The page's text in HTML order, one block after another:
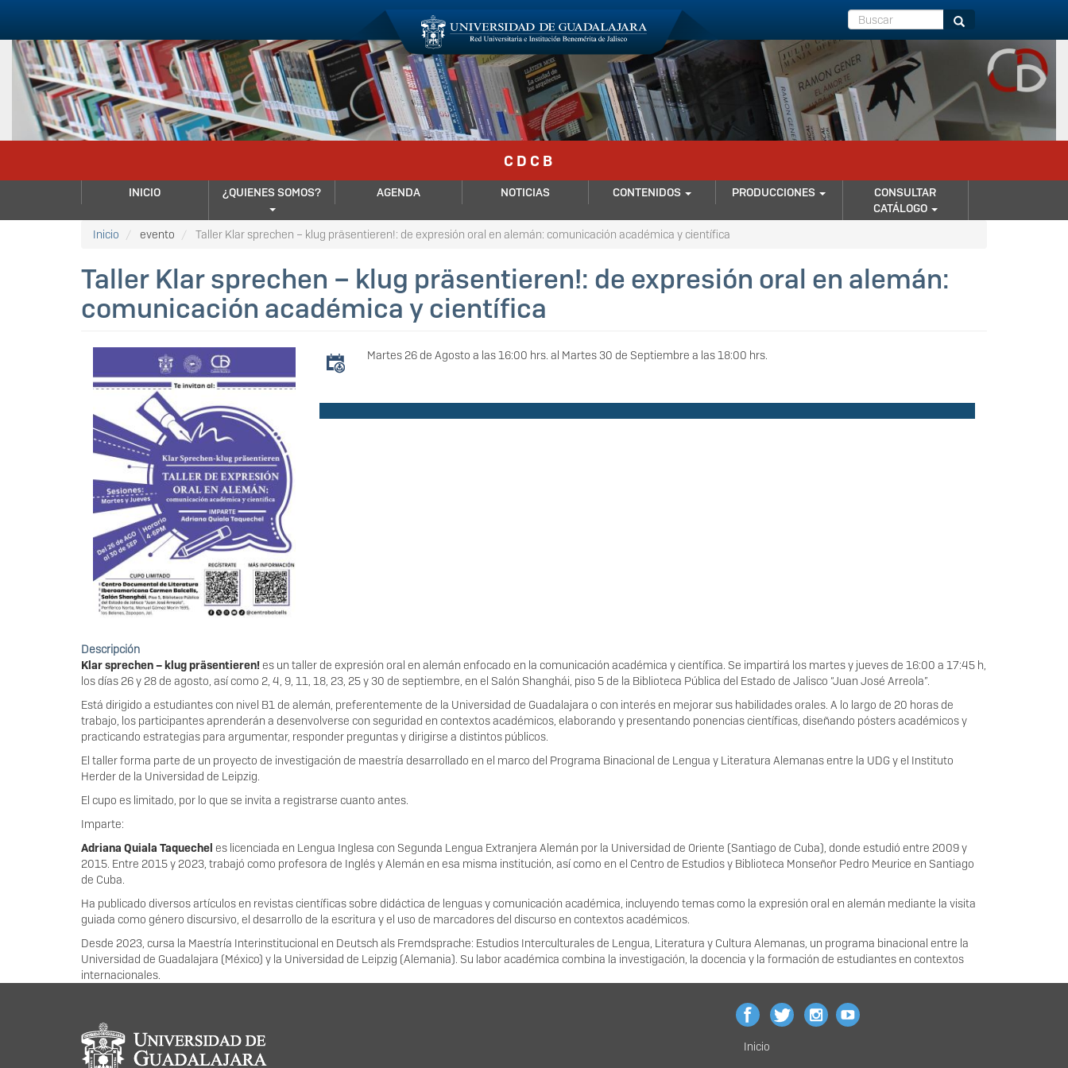
contenido
principal
Buscar Buscar
C D C B
NAVEGACIÓN
PRINCIPAL
INICIO ¿QUIENES SOMOS? AGENDA NOTICIAS CONTENIDOS PRODUCCIONES
CONSULTAR
CATÁLOGO
Inicio
evento Taller Klar sprechen – klug präsentieren!: de expresión oral en alemán: comunicación académica y científica
Taller Klar sprechen – klug präsentieren!: de expresión oral en alemán:
comunicación académica y científica
Martes 26 de Agosto a las 16:00 hrs. al Martes 30 de Septiembre a las 18:00 hrs.
Descripción
Klar sprechen – klug präsentieren! es un taller de expresión oral en alemán enfocado en la comunicación académica y científica. Se impartirá los martes y jueves de 16:00 a 17:45 h,
los días 26 y 28 de agosto, así como 2, 4, 9, 11, 18, 23, 25 y 30 de septiembre, en el Salón Shanghái, piso 5 de la Biblioteca Pública del Estado de Jalisco “Juan José Arreola”.
Está dirigido a estudiantes con nivel B1 de alemán, preferentemente de la Universidad de Guadalajara o con interés en mejorar sus habilidades orales. A lo largo de 20 horas de
trabajo, los participantes aprenderán a desenvolverse con seguridad en contextos académicos, elaborando y presentando ponencias científicas, diseñando pósters académicos y
practicando estrategias para argumentar, responder preguntas y dirigirse a distintos públicos.
El taller forma parte de un proyecto de investigación de maestría desarrollado en el marco del Programa Binacional de Lengua y Literatura Alemanas entre la UDG y el Instituto
Herder de la Universidad de Leipzig.
El cupo es limitado, por lo que se invita a registrarse cuanto antes.
Imparte:
Adriana Quiala Taquechel es licenciada en Lengua Inglesa con Segunda Lengua Extranjera Alemán por la Universidad de Oriente (Santiago de Cuba), donde estudió entre 2009 y
2015. Entre 2015 y 2023, trabajó como profesora de Inglés y Alemán en esa misma institución, así como en el Centro de Estudios y Biblioteca Monseñor Pedro Meurice en Santiago
de Cuba.
Ha publicado diversos artículos en revistas científicas sobre didáctica de lenguas y comunicación académica, incluyendo temas como la expresión oral en alemán mediante la visita
guiada como género discursivo, el desarrollo de la escritura y el uso de marcadores del discurso en contextos académicos.
Desde 2023, cursa la Maestría Interinstitucional en Deutsch als Fremdsprache: Estudios Interculturales de Lengua, Literatura y Cultura Alemanas, un programa binacional entre la
Universidad de Guadalajara (México) y la Universidad de Leipzig (Alemania). Su labor académica combina la investigación, la docencia y la formación de estudiantes en contextos
internacionales.
Información del portal
Menú
Inicio